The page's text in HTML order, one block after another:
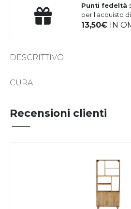
Punti fedeltà
per l'acquisto
13,50 IN
DESCRITTIVO
CURA
Recensioni clienti